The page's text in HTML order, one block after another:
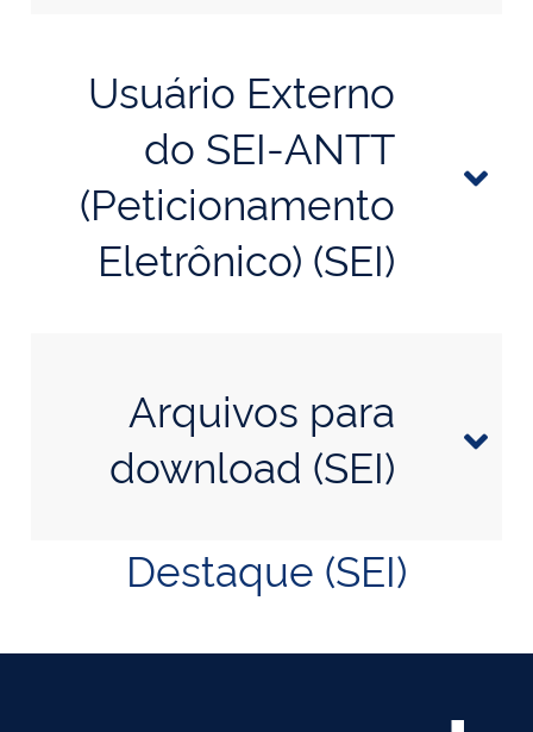
Usuário Externo
do SEI-ANTT
(Peticionamento
Eletrônico) (SEI)
Arquivos para
download (SEI)
Destaque (SEI)